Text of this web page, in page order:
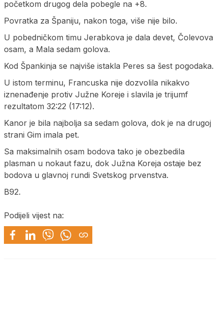
početkom drugog dela pobegle na +8.
Povratka za Španiju, nakon toga, više nije bilo.
U pobedničkom timu Jerabkova je dala devet, Čolevova
osam, a Mala sedam golova.
Kod Špankinja se najviše istakla Peres sa šest pogodaka.
U istom terminu, Francuska nije dozvolila nikakvo
iznenađenje protiv Južne Koreje i slavila je trijumf
rezultatom 32:22 (17:12).
Kanor je bila najbolja sa sedam golova, dok je na drugoj
strani Gim imala pet.
Sa maksimalnih osam bodova tako je obezbedila
plasman u nokaut fazu, dok Južna Koreja ostaje bez
bodova u glavnoj rundi Svetskog prvenstva.
B92.
Podijeli vijest na: